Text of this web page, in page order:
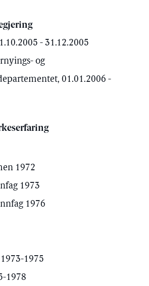
- 31.12.2005
og
01.01.2006 -
1972
1973
1976
1975
1978